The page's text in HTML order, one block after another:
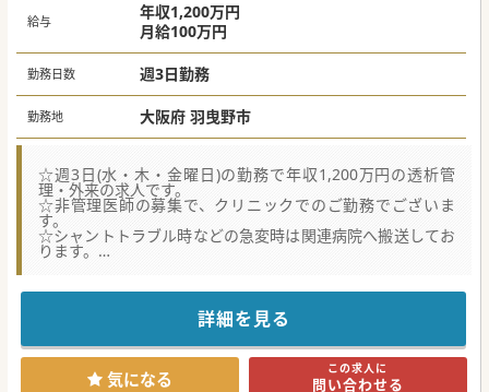
給与
年収1,200万円
月給100万円
勤務日数 週3日勤務
勤務地 大阪府 羽曳野市
☆週3日(水・木・金曜日)の勤務で年収1,200万円の透析管
理・外来の求人です。
☆非管理医師の募集で、クリニックでのご勤務でございま
す。
☆シャントトラブル時などの急変時は関連病院へ搬送してお
ります。
週3日のご勤務で社保完備しておりますので、
子育て中の先生にもお勧めの求人です。
お気軽にお問い合わせくださいませ。
#秋入職可
詳細を見る
気になる この求人に
問い合わせる